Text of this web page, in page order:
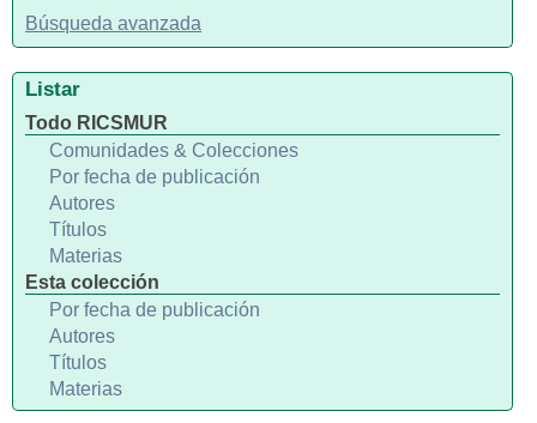
Búsqueda avanzada
Listar
Todo RICSMUR
Comunidades & Colecciones
Por fecha de publicación
Autores
Títulos
Materias
Esta colección
Por fecha de publicación
Autores
Títulos
Materias